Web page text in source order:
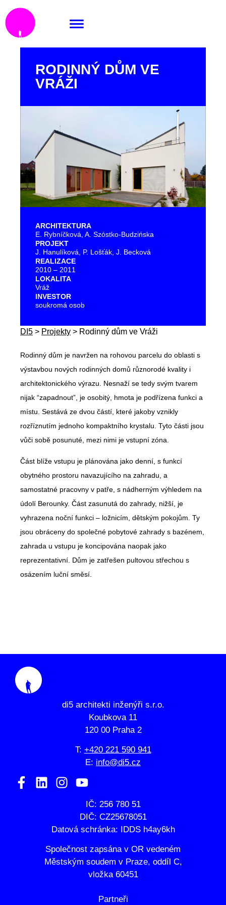
RODINNÝ DŮM VE
VRÁŽI
ARCHITEKTURA
E. Rybníčková, A. Szóstko-Budzińska
PROJEKT
J. Hanulíková, P. Lošťák, J. Becková
REALIZACE
2010 – 2011
LOKALITA
Vráž
INVESTOR
soukromá osob
DI5 > Projekty > Rodinný dům ve Vráži
Rodinný dům je navržen na rohovou parcelu do oblasti s
výstavbou nových rodinných domů různorodé kvality i
architektonického výrazu. Nesnaží se tedy svým tvarem
nijak “zapadnout”, je osobitý, hmota je podřízena funkci a
místu. Sestává ze dvou částí, které jakoby vznikly
rozříznutím jednoho kompaktního krystalu. Tyto části jsou
vůči sobě posunuté, mezi nimi je vstupní zóna.
Část blíže vstupu je plánována jako denní, s funkcí
obytného prostoru navazujícího na zahradu, a
samostatné pracovny v patře, s nádherným výhledem na
údolí Berounky. Část zasunutá do zahrady, nižší, je
vyhrazena noční funkci – ložnicím, dětským pokojům. Ty
jsou obráceny do společné pobytové zahrady s bazénem,
zahrada u vstupu je koncipována naopak jako
reprezentativní. Dům je zatřešen pultovou střechou s
osázením luční směsí.
di5 architekti inženýři s.r.o.
Koubkova 11
120 00 Praha 2
T: +420 221 590 941
E: info@di5.cz
IČ: 256 780 51
DIČ: CZ25678051
Datová schránka: IDDS h4ay6kh
Společnost zapsána v OR vedeném
Městským soudem v Praze, oddíl C,
vložka 60451
Partneři